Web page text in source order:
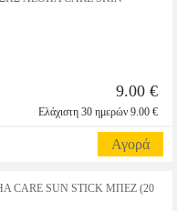
9.00 €
Ελάχιστη 30 ημερών 9.00 €
Αγορά
CARE SUN STICK ΜΠΕΖ (20